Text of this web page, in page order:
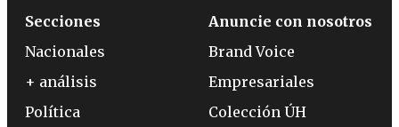
Secciones
Nacionales
+ análisis
Política
Anuncie con nosotros
Brand Voice
Empresariales
Colección ÚH